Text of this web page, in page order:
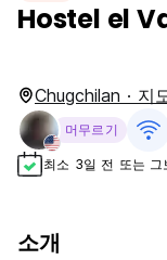
Hostel el
Chugchilan · 지
머무르기
최소 3일 전 또는
소개